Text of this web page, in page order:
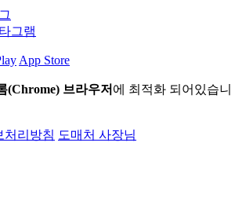
그램
App Store
(Chrome) 브라우저 에 최적화 되어있습니
처리방침 도매처 사장님